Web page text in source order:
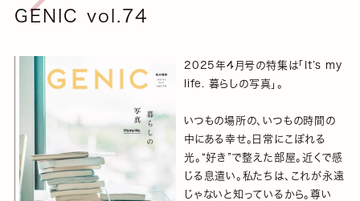
GENIC vol.74
2025年4月号の特集は「It’s my
life. 暮らしの写真」。
いつもの場所の、いつもの時間の
中にある幸せ。日常にこぼれる
光。“好き”で整えた部屋。近くで感
じる息遣い。私たちは、これが永遠
じゃないと知っているから。尊い